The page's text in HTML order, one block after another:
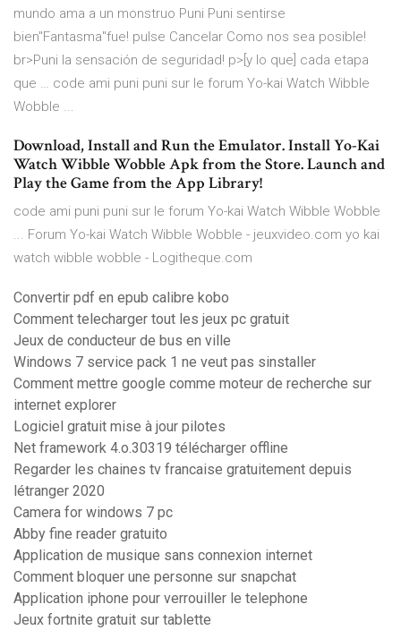
mundo ama a un monstruo Puni Puni sentirse
bien"Fantasma"fue! pulse Cancelar Como nos sea posible!
br>Puni la sensación de seguridad! p>[y lo que] cada etapa
que … code ami puni puni sur le forum Yo-kai Watch Wibble
Wobble ...
Download, Install and Run the Emulator. Install Yo-Kai
Watch Wibble Wobble Apk from the Store. Launch and
Play the Game from the App Library!
code ami puni puni sur le forum Yo-kai Watch Wibble Wobble
... Forum Yo-kai Watch Wibble Wobble - jeuxvideo.com yo kai
watch wibble wobble - Logitheque.com
Convertir pdf en epub calibre kobo
Comment telecharger tout les jeux pc gratuit
Jeux de conducteur de bus en ville
Windows 7 service pack 1 ne veut pas sinstaller
Comment mettre google comme moteur de recherche sur
internet explorer
Logiciel gratuit mise à jour pilotes
Net framework 4.o.30319 télécharger offline
Regarder les chaines tv francaise gratuitement depuis
létranger 2020
Camera for windows 7 pc
Abby fine reader gratuito
Application de musique sans connexion internet
Comment bloquer une personne sur snapchat
Application iphone pour verrouiller le telephone
Jeux fortnite gratuit sur tablette